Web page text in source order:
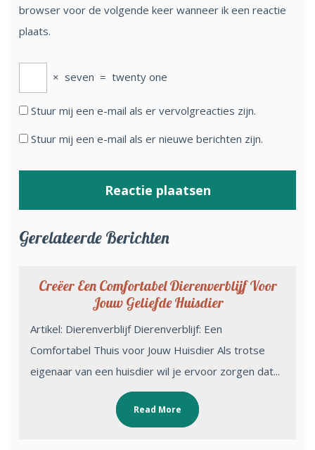
browser voor de volgende keer wanneer ik een reactie
plaats.
× seven = twenty one
Stuur mij een e-mail als er vervolgreacties zijn.
Stuur mij een e-mail als er nieuwe berichten zijn.
Gerelateerde Berichten
Creëer Een Comfortabel Dierenverblijf Voor
Jouw Geliefde Huisdier
Artikel: Dierenverblijf Dierenverblijf: Een
Comfortabel Thuis voor Jouw Huisdier Als trotse
eigenaar van een huisdier wil je ervoor zorgen dat...
Read More